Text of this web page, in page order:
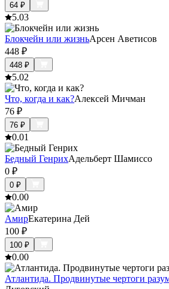
64 ₽
5.03
Блокчейн или жизньАрсен Аветисов
448 ₽
448 ₽
5.02
Что, когда и как?Алексей Мичман
76 ₽
76 ₽
0.01
Бедный ГенрихАдельберт Шамиссо
0 ₽
0 ₽
0.00
АмирЕкатерина Дей
100 ₽
100 ₽
0.00
Атлантида. Продвинутые чертоги